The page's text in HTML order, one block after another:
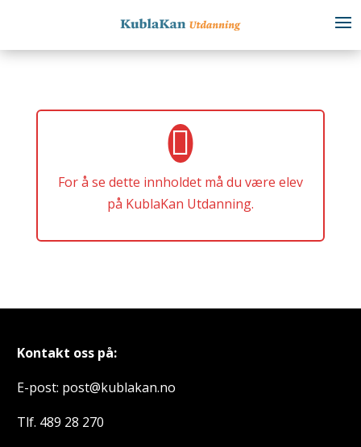
For å se dette innholdet må du være elev
på KublaKan Utdanning.
Kontakt oss på:
E-post: post@kublakan.no
Tlf. 489 28 270